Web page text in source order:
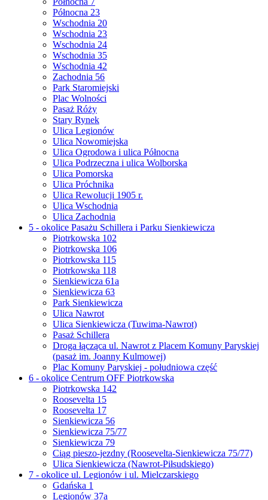
Północna 23
Wschodnia 20
Wschodnia 23
Wschodnia 24
Wschodnia 35
Wschodnia 42
Zachodnia 56
Park Staromiejski
Plac Wolności
Pasaż Róży
Stary Rynek
Ulica Legionów
Ulica Nowomiejska
Ulica Ogrodowa i ulica Północna
Ulica Podrzeczna i ulica Wolborska
Ulica Pomorska
Ulica Próchnika
Ulica Rewolucji 1905 r.
Ulica Wschodnia
Ulica Zachodnia
5 - okolice Pasażu Schillera i Parku Sienkiewicza
Piotrkowska 102
Piotrkowska 106
Piotrkowska 115
Piotrkowska 118
Sienkiewicza 61a
Sienkiewicza 63
Park Sienkiewicza
Ulica Nawrot
Ulica Sienkiewicza (Tuwima-Nawrot)
Pasaż Schillera
Droga łącząca ul. Nawrot z Placem Komuny Paryskiej
(pasaż im. Joanny Kulmowej)
Plac Komuny Paryskiej - południowa część
6 - okolice Centrum OFF Piotrkowska
Piotrkowska 142
Roosevelta 15
Roosevelta 17
Sienkiewicza 56
Sienkiewicza 75/77
Sienkiewicza 79
Ciąg pieszo-jezdny (Roosevelta-Sienkiewicza 75/77)
Ulica Sienkiewicza (Nawrot-Piłsudskiego)
7 - okolice ul. Legionów i ul. Mielczarskiego
Gdańska 1
Legionów 37a